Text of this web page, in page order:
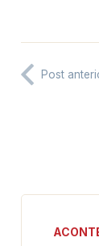
Post